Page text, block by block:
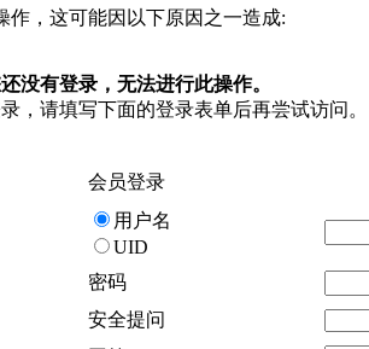
作，这可能因以下原因之一造成:
没有登录，无法进行此操作。
，请填写下面的登录表单后再尝试访问。
会员登录
用户名
UID
密码
安全提问